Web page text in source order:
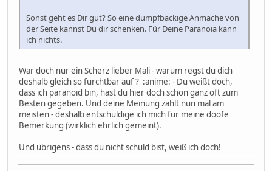
Sonst geht es Dir gut? So eine dumpfbackige Anmache von
der Seite kannst Du dir schenken. Für Deine Paranoia kann
ich nichts.
War doch nur ein Scherz lieber Mali - warum regst du dich
deshalb gleich so furchtbar auf ? :anime: - Du weißt doch,
dass ich paranoid bin, hast du hier doch schon ganz oft zum
Besten gegeben. Und deine Meinung zählt nun mal am
meisten - deshalb entschuldige ich mich für meine doofe
Bemerkung (wirklich ehrlich gemeint).
Und übrigens - dass du nicht schuld bist, weiß ich doch!